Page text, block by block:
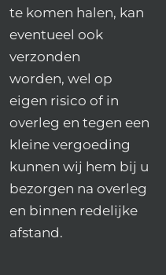
te komen halen, kan
eventueel ook
verzonden
worden, wel op
eigen risico of in
overleg en tegen een
kleine vergoeding
kunnen wij hem bij u
bezorgen na overleg
en binnen redelijke
afstand.